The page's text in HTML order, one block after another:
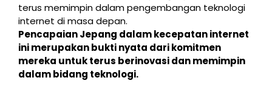
terus memimpin dalam pengembangan teknologi
internet di masa depan.
Pencapaian Jepang dalam kecepatan internet
ini merupakan bukti nyata dari komitmen
mereka untuk terus berinovasi dan memimpin
dalam bidang teknologi.